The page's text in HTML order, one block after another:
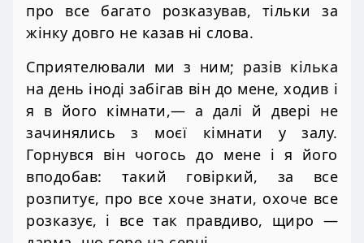
про все багато розказував, тільки за
жінку довго не казав ні слова.
Сприятелювали ми з ним; разів кілька
на день іноді забігав він до мене, ходив і
я в його кімнати,— а далі й двері не
зачинялись з моєї кімнати у залу.
Горнувся він чогось до мене і я його
вподобав: такий говіркий, за все
розпитує, про все хоче знати, охоче все
розказує, і все так правдиво, щиро —